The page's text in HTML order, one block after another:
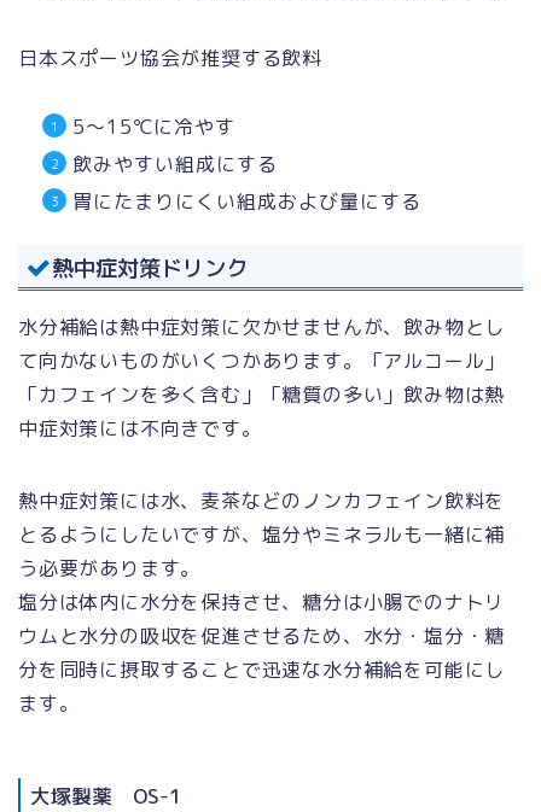
日本スポーツ協会が推奨する飲料
5～15℃に冷やす
飲みやすい組成にする
胃にたまりにくい組成および量にする
熱中症対策ドリンク
水分補給は熱中症対策に欠かせませんが、飲み物とし
て向かないものがいくつかあります。「アルコール」
「カフェインを多く含む」「糖質の多い」飲み物は熱
中症対策には不向きです。
熱中症対策には水、麦茶などのノンカフェイン飲料を
とるようにしたいですが、塩分やミネラルも一緒に補
う必要があります。
塩分は体内に水分を保持させ、糖分は小腸でのナトリ
ウムと水分の吸収を促進させるため、水分・塩分・糖
分を同時に摂取することで迅速な水分補給を可能にし
ます。
大塚製薬 OS-1